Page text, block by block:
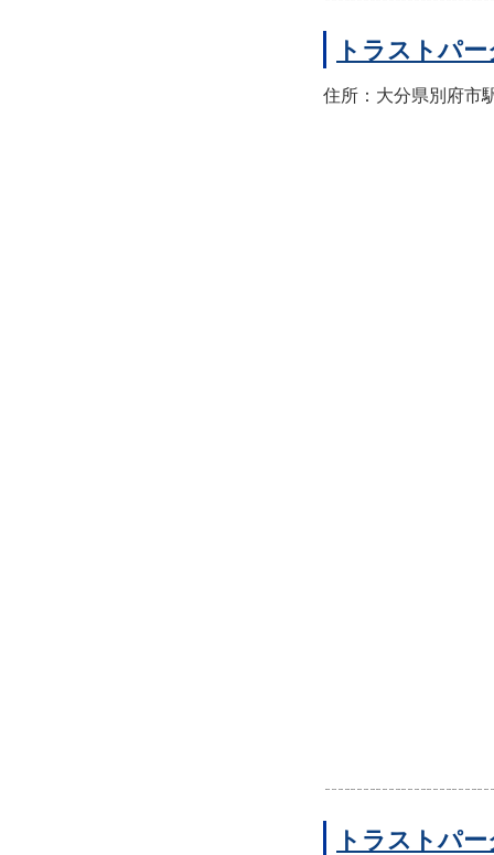
トラストパ
住所：大分県別府市
トラストパ